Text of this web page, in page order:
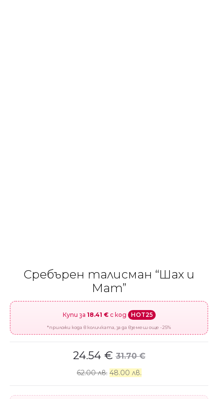
Сребърен талисман “Шах и
Мат”
Купи за 18.41 €с код HOT25
*приложи кода в количката, за да вземеш още -25%
31.70€
24.54 €
62.00 лв. 48.00 лв.